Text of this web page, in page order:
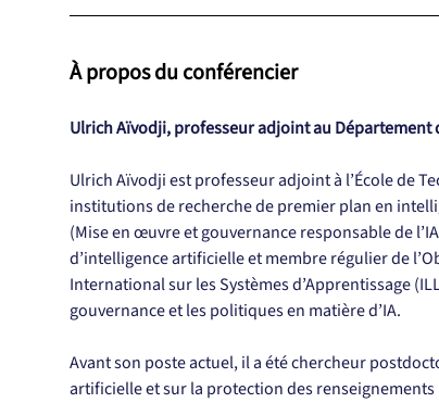
À propos du conférencier
Ulrich Aïvodji, professeur adjoint au Département
Ulrich Aïvodji est professeur adjoint à l’École de
institutions de recherche de premier plan en
(Mise en œuvre et gouvernance responsable de
d’intelligence artificielle et membre régulier de
International sur les Systèmes d’Apprentissage
gouvernance et les politiques en matière d’IA.
Avant son poste actuel, il a été chercheur
artificielle et sur la protection des